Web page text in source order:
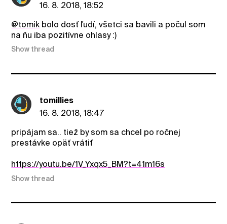
16. 8. 2018, 18:52
@tomik bolo dosť ľudí, všetci sa bavili a počul som
na ňu iba pozitívne ohlasy :)
Show thread
tomillies
16. 8. 2018, 18:47
pripájam sa.. tiež by som sa chcel po ročnej
prestávke opäť vrátiť
https://youtu.be/1V_Yxqx5_BM?t=41m16s
Show thread